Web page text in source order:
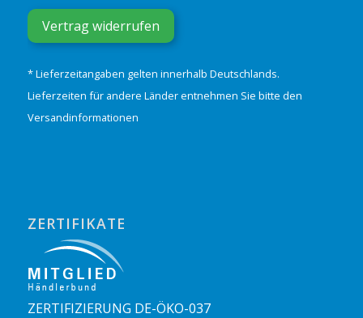
Vertrag widerrufen
* Lieferzeitangaben gelten innerhalb Deutschlands.
Lieferzeiten für andere Länder entnehmen Sie bitte den
Versandinformationen
ZERTIFIKATE
ZERTIFIZIERUNG DE-ÖKO-037